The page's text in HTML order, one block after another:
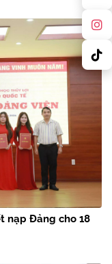
nạp Đảng cho 18